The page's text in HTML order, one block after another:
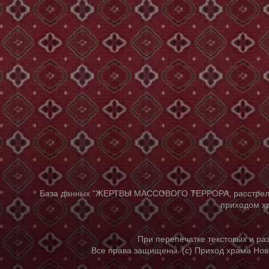
База данных "ЖЕРТВЫ МАССОВОГО ТЕРРОРА,
приходом
При перепечатке текстовых и
Все права защищены. (с) Приход храма